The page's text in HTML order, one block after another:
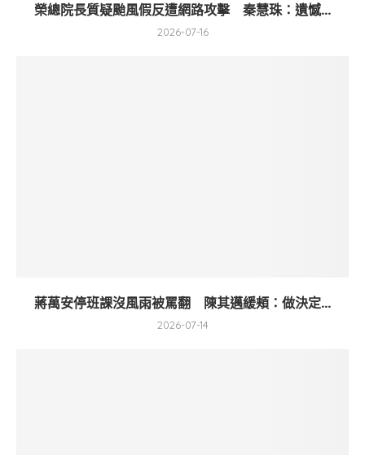
榮總院長質疑颱風假反遭網路攻擊 秦慧珠：遺憾...
2026-07-16
蔣萬安停班課沒風雨被罵翻 陳其邁緩頰：做決定...
2026-07-14